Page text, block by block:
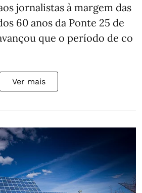
jornalistas à margem das
60 anos da Ponte 25 de
que o período de co
Ver mais